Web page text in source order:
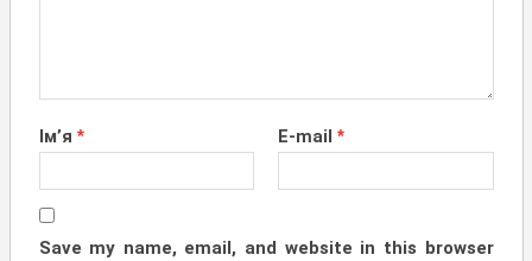
Ім’я * E-mail *
Save my name, email, and website in this browser